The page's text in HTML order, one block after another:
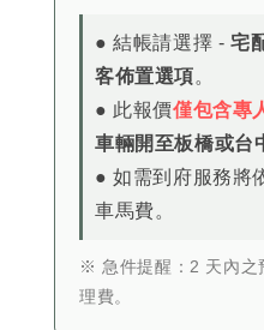
● 結帳請選擇 - 宅
客佈置選項。
● 此報價僅包含專
車輛開至板橋或台
● 如需到府服務將
車馬費。
※ 急件提醒：2 天內之
理費。